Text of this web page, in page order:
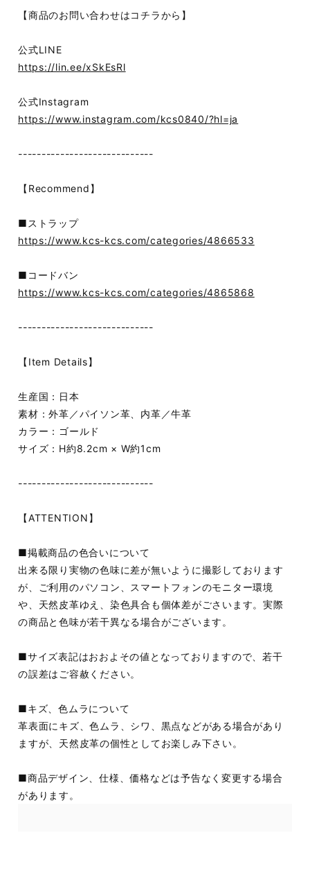
【商品のお問い合わせはコチラから】
公式LINE
https://lin.ee/xSkEsRl
公式Instagram
https://www.instagram.com/kcs0840/?hl=ja
-----------------------------
【Recommend】
■ストラップ
https://www.kcs-kcs.com/categories/4866533
■コードバン
https://www.kcs-kcs.com/categories/4865868
-----------------------------
【Item Details】
生産国：日本
素材：外革／パイソン革、内革／牛革
カラー：ゴールド
サイズ：H約8.2cm × W約1cm
-----------------------------
【ATTENTION】
■掲載商品の色合いについて
出来る限り実物の色味に差が無いように撮影しております
が、ご利用のパソコン、スマートフォンのモニター環境
や、天然皮革ゆえ、染色具合も個体差がごさいます。実際
の商品と色味が若干異なる場合がございます。
■サイズ表記はおおよその値となっておりますので、若干
の誤差はご容赦ください。
■キズ、色ムラについて
革表面にキズ、色ムラ、シワ、黒点などがある場合があり
ますが、天然皮革の個性としてお楽しみ下さい。
■商品デザイン、仕様、価格などは予告なく変更する場合
があります。